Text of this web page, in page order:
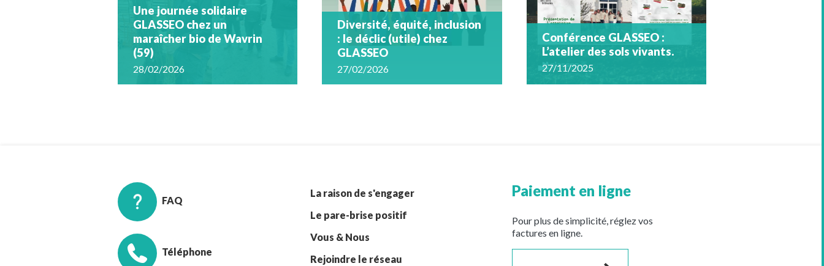
Une journée solidaire
GLASSEO chez un
maraîcher bio de Wavrin
(59)
28/02/2026
Diversité, équité, inclusion
: le déclic (utile) chez
GLASSEO
27/02/2026
Conférence GLASSEO :
L’atelier des sols vivants.
27/11/2025
FAQ
Téléphone
La raison de s'engager
Le pare-brise positif
Vous & Nous
Rejoindre le réseau
Paiement en ligne
Pour plus de simplicité, réglez vos
factures en ligne.